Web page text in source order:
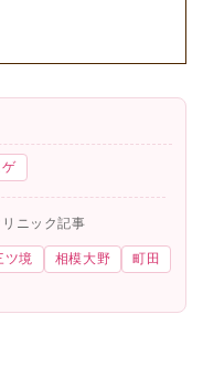
ゲ
ニック記事
ツ境 相模大野
町田